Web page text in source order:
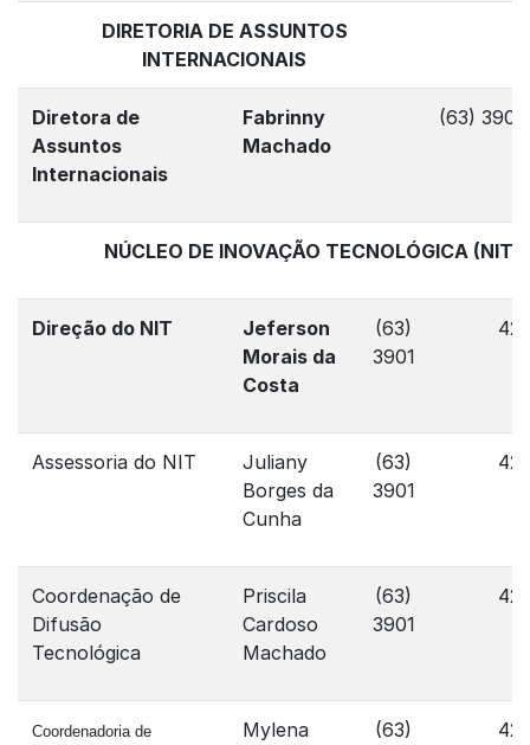
DIRETORIA DE ASSUNTOS
INTERNACIONAIS
Diretora de
Assuntos
Internacionais
Fabrinny
Machado
(63) 3901
NÚCLEO DE INOVAÇÃO TECNOLÓGICA (NIT)
Direção do NIT
Jeferson
Morais da
Costa
(63)
3901
Assessoria do NIT
Juliany
Borges da
Cunha
(63)
3901
Coordenação de
Difusão
Tecnológica
Priscila
Cardoso
Machado
(63)
3901
Coordenadoria de
Mylena
(63)